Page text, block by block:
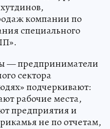
компании по
специального
— предприниматели
сектора
подчеркивают:
рабочие места,
предприятия и
не по отчетам,